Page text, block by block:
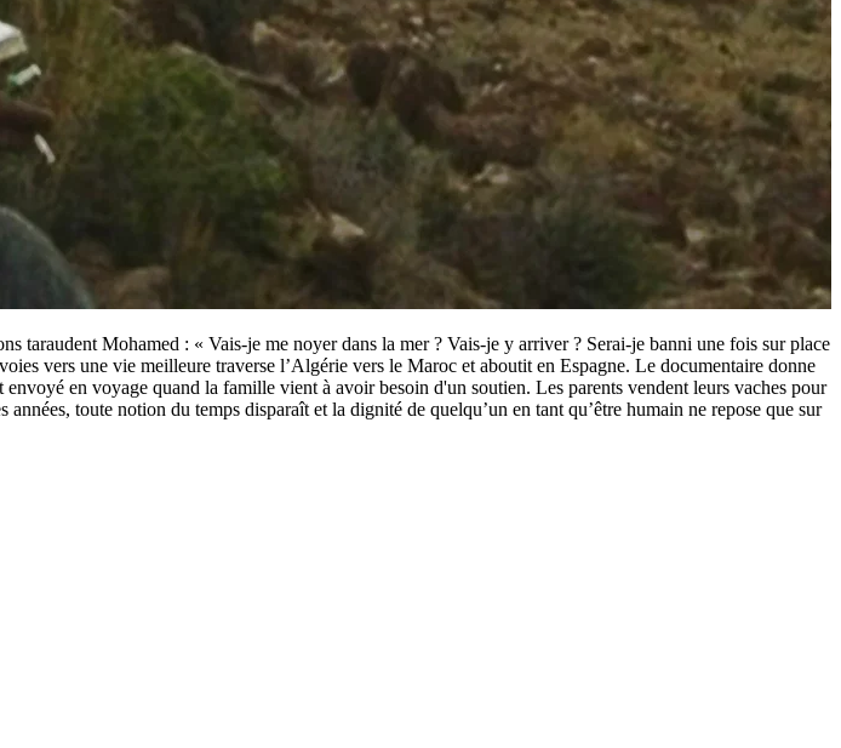
taraudent Mohamed : « Vais-je me noyer dans la mer ? Vais-je y arriver ? Serai-je banni une fois sur place
vers une vie meilleure traverse l’Algérie vers le Maroc et aboutit en Espagne. Le documentaire donne
en voyage quand la famille vient à avoir besoin d'un soutien. Les parents vendent leurs vaches pour
toute notion du temps disparaît et la dignité de quelqu’un en tant qu’être humain ne repose que sur